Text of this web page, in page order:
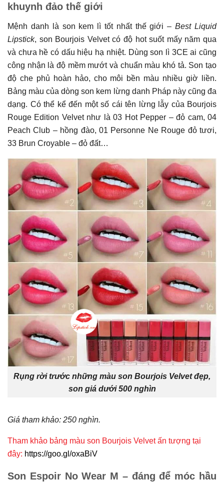
khuynh đảo thế giới
Mệnh danh là son kem lì tốt nhất thế giới –Best Liquid
Lipstick, son Bourjois Velvet có độ hot suốt mấy năm qua
và chưa hề có dấu hiệu hạ nhiệt. Dùng son lì 3CE ai cũng
công nhận là độ mềm mướt và chuẩn màu khó tả. Son tạo
độ che phủ hoàn hảo, cho môi bền màu nhiều giờ liền.
Bảng màu của dòng son kem lừng danh Pháp này cũng đa
dạng. Có thể kể đến một số cái tên lừng lẫy của Bourjois
Rouge Edition Velvet như là 03 Hot Pepper – đỏ cam, 04
Peach Club – hồng đào, 01 Personne Ne Rouge đỏ tươi,
33 Brun Croyable – đỏ đất…
Rụng rời trước những màu son Bourjois Velvet đẹp,
son giá dưới 500 nghìn
Giá tham khảo: 250 nghìn.
Tham khảo bảng màu son Bourjois Velvet ấn tượng tại
đây: https://goo.gl/oxaBiV
Son Espoir No Wear M – đáng để móc hầu